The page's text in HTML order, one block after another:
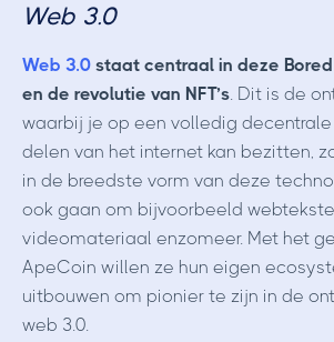
Web 3.0
Web 3.0 staat centraal in deze
en de revolutie van NFT’s . Dit is de
waarbij je op een volledig
delen van het internet kan bezitten,
in de breedste vorm van deze
ook gaan om bijvoorbeeld
videomateriaal enzomeer. Met het
ApeCoin willen ze hun eigen
uitbouwen om pionier te zijn in de
web 3.0.